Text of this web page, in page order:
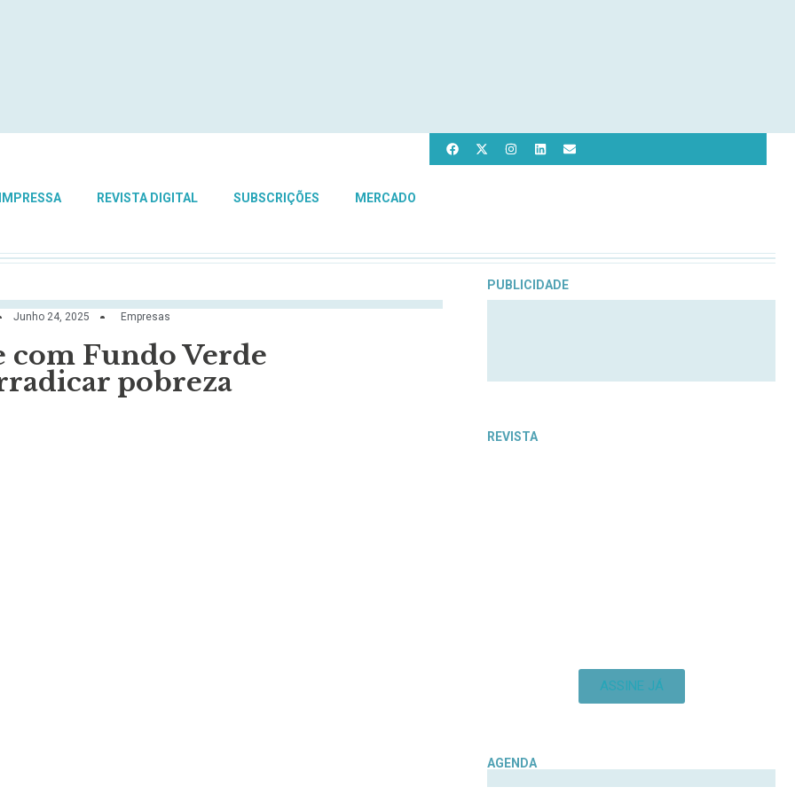
REVISTA DIGITAL SUBSCRIÇÕES MERCADO
Junho 24, 2025 Empresas
Fundo Verde
pobreza
PUBLICIDADE
REVISTA
ASSINE JÁ
AGENDA